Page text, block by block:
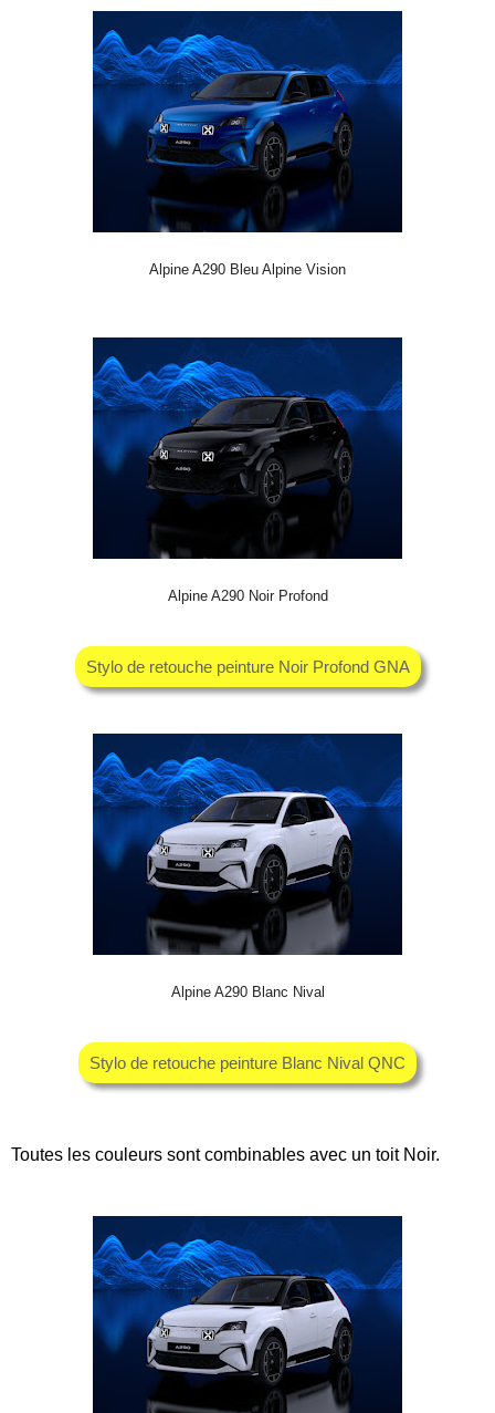
Alpine A290 Bleu Alpine Vision
Alpine A290 Noir Profond
Stylo de retouche peinture Noir Profond GNA
Alpine A290 Blanc Nival
Stylo de retouche peinture Blanc Nival QNC
Toutes les couleurs sont combinables avec un toit Noir.